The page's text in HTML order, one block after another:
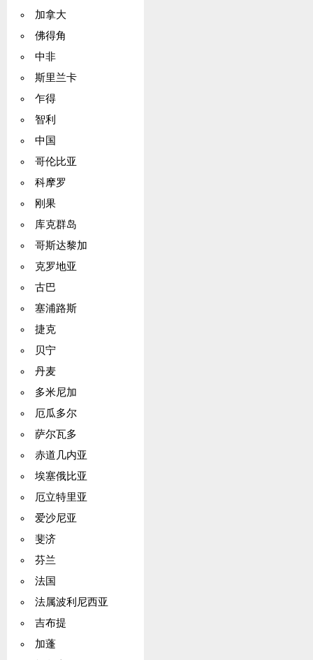
加拿大
佛得角
中非
斯里兰卡
乍得
智利
中国
哥伦比亚
科摩罗
刚果
库克群岛
哥斯达黎加
克罗地亚
古巴
塞浦路斯
捷克
贝宁
丹麦
多米尼加
厄瓜多尔
萨尔瓦多
赤道几内亚
埃塞俄比亚
厄立特里亚
爱沙尼亚
斐济
芬兰
法国
法属波利尼西亚
吉布提
加蓬